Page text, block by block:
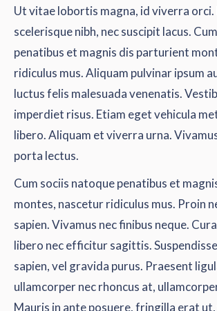
Ut vitae lobortis magna, id viverra orci.
scelerisque nibh, nec suscipit lacus.
penatibus et magnis dis parturient
ridiculus mus. Aliquam pulvinar ipsum
luctus felis malesuada venenatis.
imperdiet risus. Etiam eget vehicula
libero. Aliquam et viverra urna.
porta lectus.
Cum sociis natoque penatibus et
montes, nascetur ridiculus mus. Proin
sapien. Vivamus nec finibus neque.
libero nec efficitur sagittis.
sapien, vel gravida purus. Praesent
ullamcorper nec rhoncus at,
Mauris in ante posuere, fringilla erat